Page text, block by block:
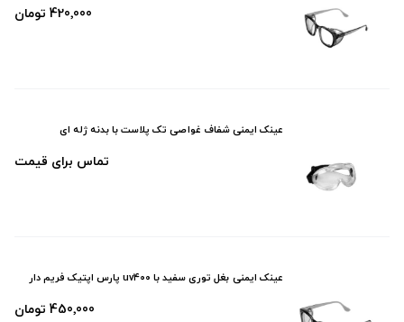
420٬000 تومان
عینک ایمنی شفاف غواصی تک پلاست با بدنه ژله ای
تماس برای قیمت
عینک ایمنی بغل توری سفید با uv۴۰۰ پارس اپتیک فریم دار
450٬000 تومان